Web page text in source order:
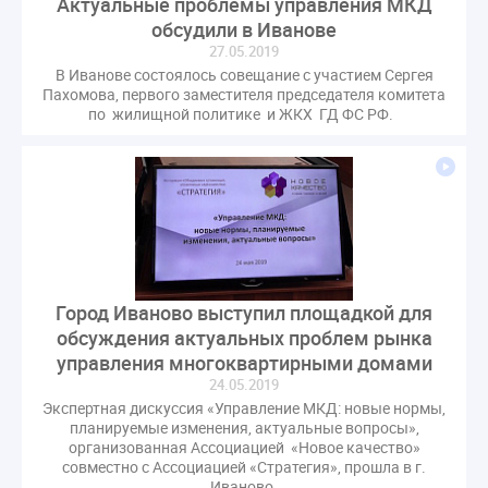
Комиссия РСПП по ЖКХ
Конституционный Суд
Лицензии
НК РФ
Награды Новая УК
ПМЭФ-2024
ПМЮФ
ПМЮФ-2024
Перепланировка ОДИ
Правительства РФ
Правительство диагностика
РКЦ
Разъяснения
Регулирование Малахов
Резолюция
Рейтинг
Свидетельство о поверке
Собрание собственников
Соглашение о сотрудничестве
Статья
Стратегия развития ЖКХ 2030
Судебная практика ЖКХ
Требования
Форум
Цифорвизация
арендатор
вентиляционные каналы
внеплановые проверки
выбор УК
гарантийная управляющая компания
обсудили в Иванове
27.05.2019
В Иванове состоялось совещание с участием Сергея
Пахомова, первого заместителя председателя комитета
по жилищной политике и ЖКХ ГД ФС РФ.
Город Иваново выступил площадкой для
обсуждения актуальных проблем рынка
управления многоквартирными домами
24.05.2019
Экспертная дискуссия «Управление МКД: новые нормы,
планируемые изменения, актуальные вопросы»,
организованная Ассоциацией «Новое качество»
совместно с Ассоциацией «Стратегия», прошла в г.